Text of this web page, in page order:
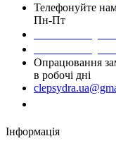
Телефонуйте
Пн-Пт
Опрацювання
в робочі дні
Інформація